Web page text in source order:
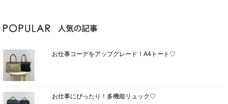
お仕事コーデをアップグレード！A4トート♡
お仕事にぴったり！多機能リュック♡